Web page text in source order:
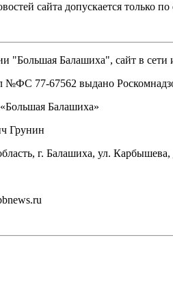
сайта допускается только
"Большая Балашиха", сайт в сети
‎77-67562 выдано
Балашиха»
Грунин
г. Балашиха, ул. Карбышева,